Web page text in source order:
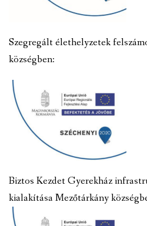
Szegregált élethelyzetek
községben:
Biztos Kezdet Gyerekház
kialakítása Mezőtárkány